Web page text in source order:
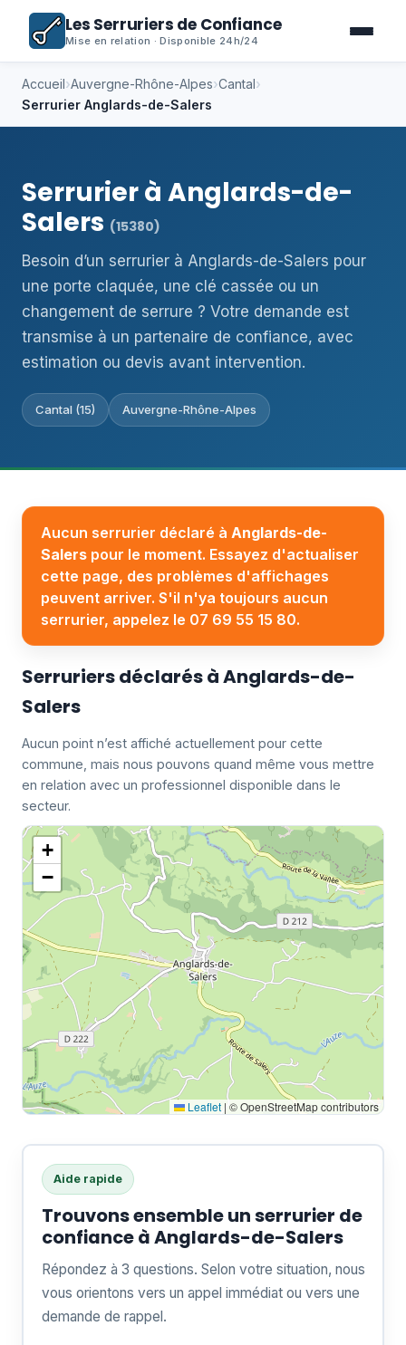
Les Serruriers de Confiance
Mise en relation · Disponible 24h/24
Accueil›Auvergne-Rhône-Alpes›Cantal›
Serrurier Anglards-de-Salers
Serrurier à Anglards-de-
Salers (15380)
Besoin d’un serrurier à Anglards-de-Salers pour
une porte claquée, une clé cassée ou un
changement de serrure ? Votre demande est
transmise à un partenaire de confiance, avec
estimation ou devis avant intervention.
Cantal (15) Auvergne-Rhône-Alpes
Aucun serrurier déclaré à Anglards-de-
Salers pour le moment. Essayez d'actualiser
cette page, des problèmes d'affichages
peuvent arriver. S'il n'ya toujours aucun
serrurier, appelez le 07 69 55 15 80.
Serruriers déclarés à Anglards-de-
Salers
Aucun point n’est affiché actuellement pour cette
commune, mais nous pouvons quand même vous mettre
en relation avec un professionnel disponible dans le
secteur.
+
−
Leaflet | © OpenStreetMap contributors
Aide rapide
Trouvons ensemble un serrurier de
confiance à Anglards-de-Salers
Répondez à 3 questions. Selon votre situation, nous
vous orientons vers un appel immédiat ou vers une
demande de rappel.